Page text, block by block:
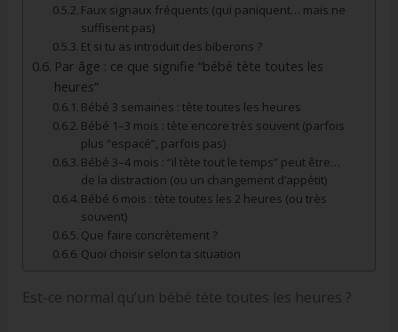
Faux signaux fréquents (qui paniquent… mais ne
suffisent pas)
Et si tu as introduit des biberons ?
Par âge : ce que signifie “bébé tète toutes les
heures”
Bébé 3 semaines : tète toutes les heures
Bébé 1–3 mois : tète encore très souvent (parfois
plus “espacé”, parfois pas)
Bébé 3–4 mois : “il tète tout le temps” peut être…
de la distraction (ou un changement d’appétit)
Bébé 6 mois : tète toutes les 2 heures (ou très
souvent)
Que faire concrètement ?
Quoi choisir selon ta situation
Est-ce normal qu’un bébé tète toutes les heures ?